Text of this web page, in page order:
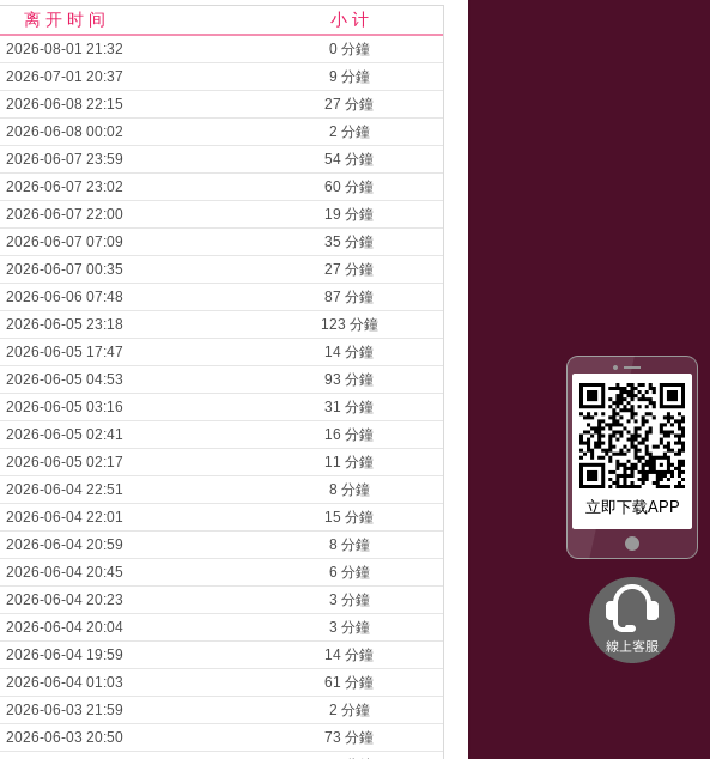
立即下载APP
离 开 时 间 小 计
2026-08-01 21:32
0 分鐘
2026-07-01 20:37
9 分鐘
2026-06-08 22:15
27 分鐘
2026-06-08 00:02
2 分鐘
2026-06-07 23:59
54 分鐘
2026-06-07 23:02
60 分鐘
2026-06-07 22:00
19 分鐘
2026-06-07 07:09
35 分鐘
2026-06-07 00:35
27 分鐘
2026-06-06 07:48
87 分鐘
2026-06-05 23:18
123 分鐘
2026-06-05 17:47
14 分鐘
2026-06-05 04:53
93 分鐘
2026-06-05 03:16
31 分鐘
2026-06-05 02:41
16 分鐘
2026-06-05 02:17
11 分鐘
2026-06-04 22:51
8 分鐘
2026-06-04 22:01
15 分鐘
2026-06-04 20:59
8 分鐘
2026-06-04 20:45
6 分鐘
2026-06-04 20:23
3 分鐘
2026-06-04 20:04
3 分鐘
2026-06-04 19:59
14 分鐘
2026-06-04 01:03
61 分鐘
2026-06-03 21:59
2 分鐘
2026-06-03 20:50
73 分鐘